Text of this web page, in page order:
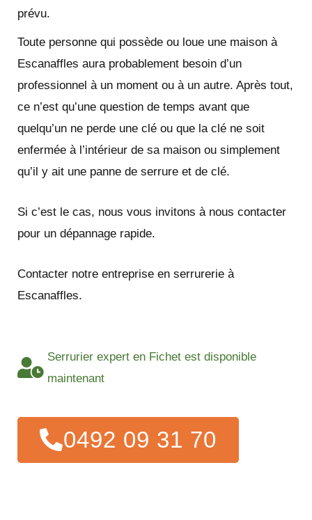
prévu.
Toute personne qui possède ou loue une maison à
Escanaffles aura probablement besoin d’un
professionnel à un moment ou à un autre. Après tout,
ce n’est qu’une question de temps avant que
quelqu’un ne perde une clé ou que la clé ne soit
enfermée à l’intérieur de sa maison ou simplement
qu’il y ait une panne de serrure et de clé.
Si c’est le cas, nous vous invitons à nous contacter
pour un dépannage rapide.
Contacter notre entreprise en serrurerie à
Escanaffles.
Serrurier expert en Fichet est disponible
maintenant
0492 09 31 70